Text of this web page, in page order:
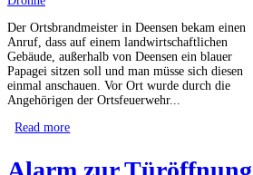
Der Ortsbrandmeister in Deensen bekam einen
Anruf, dass auf einem landwirtschaftlichen
Gebäude, außerhalb von Deensen ein blauer
Papagei sitzen soll und man müsse sich diesen
einmal anschauen. Vor Ort wurde durch die
Angehörigen der Ortsfeuerwehr...
Read more